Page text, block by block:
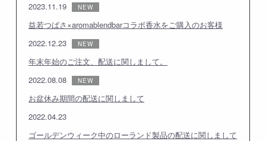
2023.11.19
益若つばさ×aromablendbarコラボ香水をご購入のお客様
2022.12.23
年末年始のご注文、配送に関しまして。
2022.08.08
お盆休み期間の配送に関しまして
2022.04.23
ゴールデンウィーク中のローランド製品の配送に関しまして